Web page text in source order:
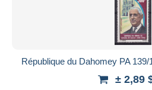
République du Dahomey PA
± 2,89